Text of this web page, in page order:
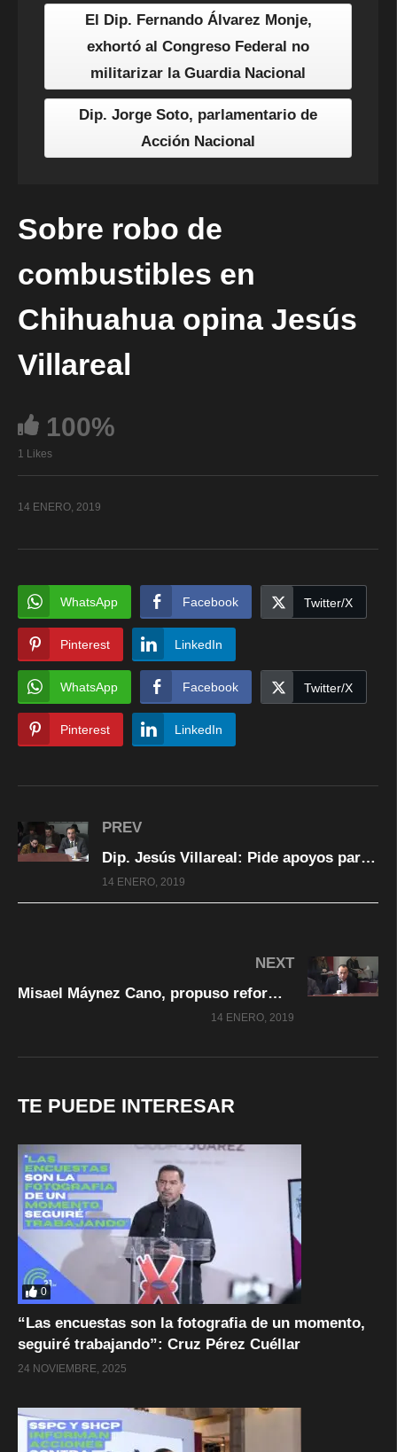
El Dip. Fernando Álvarez Monje,
exhortó al Congreso Federal no
militarizar la Guardia Nacional
Dip. Jorge Soto, parlamentario de
Acción Nacional
Sobre robo de
combustibles en
Chihuahua opina Jesús
Villareal
100%
1 Likes
14 ENERO, 2019
WhatsApp Facebook Twitter/X
Pinterest LinkedIn
WhatsApp Facebook Twitter/X
Pinterest LinkedIn
PREV
Dip. Jesús Villareal: Pide apoyos para manzaneros de chihuahua
14 ENERO, 2019
NEXT
Misael Máynez Cano, propuso reformar Ley de Adquisiciones sobre adjudicaciones directas
14 ENERO, 2019
TE PUEDE INTERESAR
0
“Las encuestas son la fotografia de un momento,
seguiré trabajando”: Cruz Pérez Cuéllar
24 NOVIEMBRE, 2025